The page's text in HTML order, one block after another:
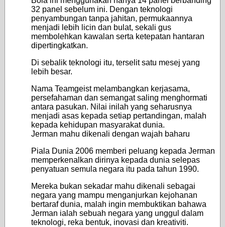
32 panel sebelum ini. Dengan teknologi
penyambungan tanpa jahitan, permukaannya
menjadi lebih licin dan bulat, sekali gus
membolehkan kawalan serta ketepatan hantaran
dipertingkatkan.
Di sebalik teknologi itu, terselit satu mesej yang
lebih besar.
Nama Teamgeist melambangkan kerjasama,
persefahaman dan semangat saling menghormati
antara pasukan. Nilai inilah yang seharusnya
menjadi asas kepada setiap pertandingan, malah
kepada kehidupan masyarakat dunia.
Jerman mahu dikenali dengan wajah baharu
Piala Dunia 2006 memberi peluang kepada Jerman
memperkenalkan dirinya kepada dunia selepas
penyatuan semula negara itu pada tahun 1990.
Mereka bukan sekadar mahu dikenali sebagai
negara yang mampu menganjurkan kejohanan
bertaraf dunia, malah ingin membuktikan bahawa
Jerman ialah sebuah negara yang unggul dalam
teknologi, reka bentuk, inovasi dan kreativiti.